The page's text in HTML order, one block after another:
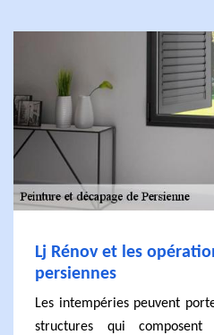
Lj Rénov et les
persiennes
Les intempéries peuvent
structures qui